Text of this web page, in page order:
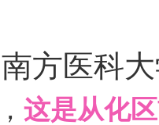
南方医科
， 这是从化